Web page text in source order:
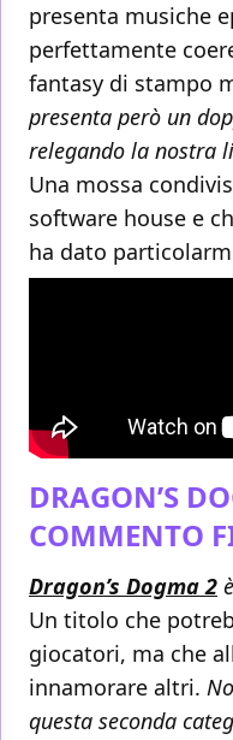
presenta musiche
perfettamente
fantasy di stampo
presenta però un
relegando la nostra
Una mossa
software house e
ha dato
DRAGON’S
COMMENTO
Dragon’s Dogma 2
Un titolo che
giocatori, ma che
innamorare altri.
questa seconda